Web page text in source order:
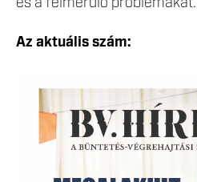
Az aktuális szám: